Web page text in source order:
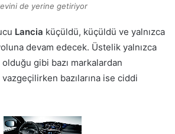
de yerine getiriyor
Lancia küçüldü, küçüldü ve yalnızca
devam edecek. Üstelik yalnızca
olduğu gibi bazı markalardan
bazılarına ise ciddi